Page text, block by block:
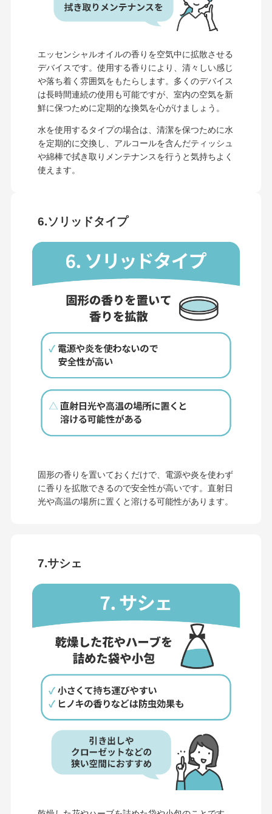
エッセンシャルオイルの香りを空気中に拡散させる
デバイスです。使用する香りにより、清々しい感じ
や落ち着く雰囲気をもたらします。多くのデバイス
は長時間連続の使用も可能ですが、室内の空気を新
鮮に保つために定期的な換気を心がけましょう。
水を使用するタイプの場合は、清潔を保つために水
を定期的に交換し、アルコールを含んだティッシュ
や綿棒で拭き取りメンテナンスを行うと気持ちよく
使えます。
6.ソリッドタイプ
固形の香りを置いておくだけで、電源や炎を使わず
に香りを拡散できるので安全性が高いです。直射日
光や高温の場所に置くと溶ける可能性があります。
7.サシェ